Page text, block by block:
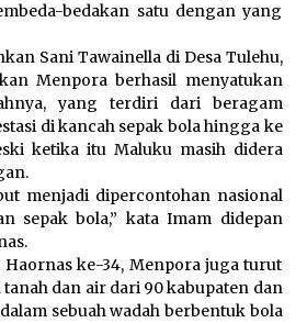
Coklat Terbaik dan Enak di
Agustus 2026
Botol Terbaik yang Praktis
Menemani Aktivitas
Agustus 2026
bedakan satu dengan yang
Sani Tawainella di Desa Tulehu,
Menpora berhasil menyatukan
yang terdiri dari beragam
di kancah sepak bola hingga ke
ketika itu Maluku masih didera
menjadi dipercontohan nasional
sepak bola,” kata Imam didepan
Haornas ke-34, Menpora juga turut
dan air dari 90 kabupaten dan
sebuah wadah berbentuk bola